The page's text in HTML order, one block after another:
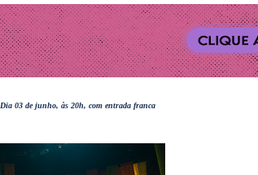
Dia 03 de junho, às 20h, com entrada franca